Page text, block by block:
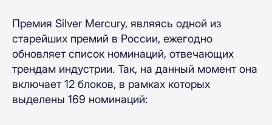
Премия Silver Mercury, являясь одной из
старейших премий в России, ежегодно
обновляет список номинаций, отвечающих
трендам индустрии. Так, на данный момент она
включает 12 блоков, в рамках которых
выделены 169 номинаций: